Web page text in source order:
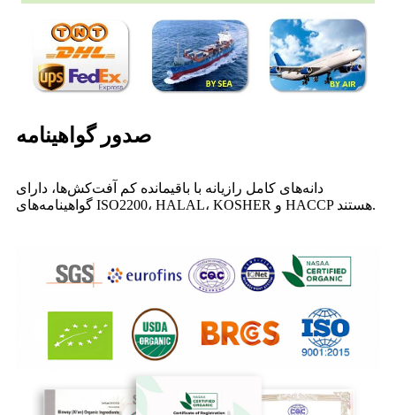
صدور گواهینامه
دانه‌های کامل رازیانه با باقیمانده کم آفت‌کش‌ها، دارای
گواهینامه‌های ISO2200، HALAL، KOSHER و HACCP هستند.